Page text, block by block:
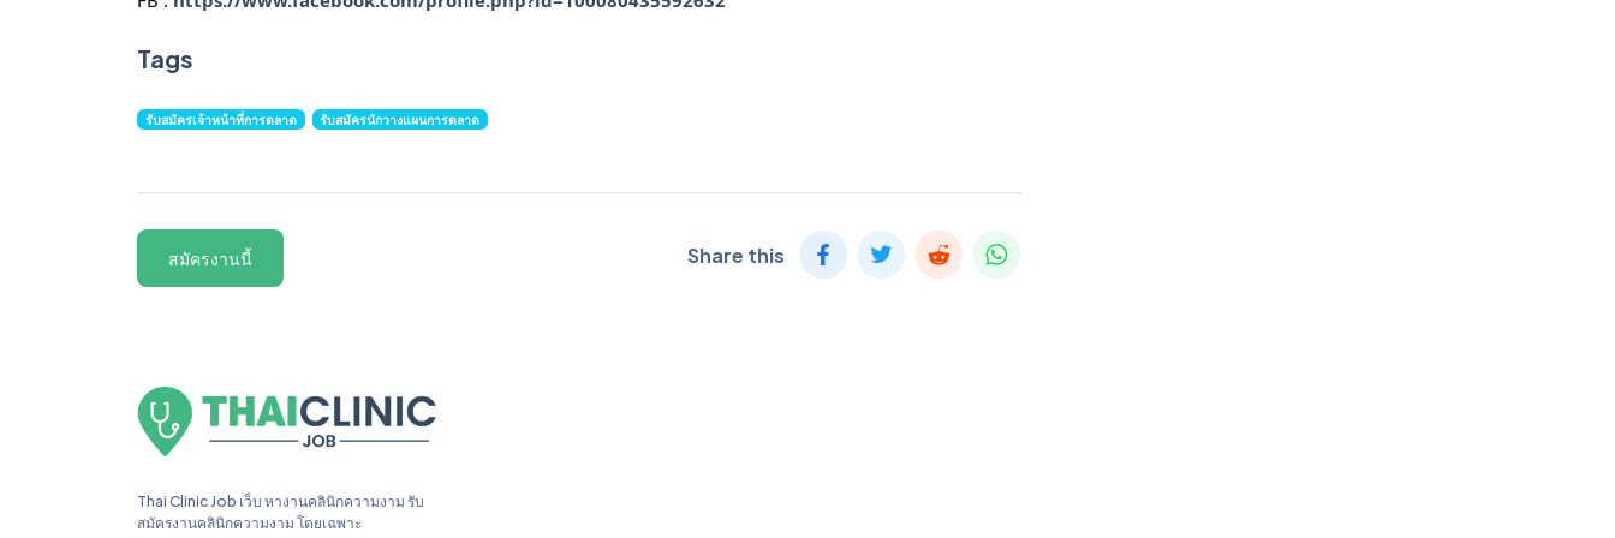
Tags
รับสมัครเจ้าหน้าที่การตลาด รับสมัครนักวางแผนการตลาด
สมัครงานนี้ Share this
Thai Clinic Job เว็บ หางานคลินิกความงาม รับ
สมัครงานคลินิกความงาม โดยเฉพาะ